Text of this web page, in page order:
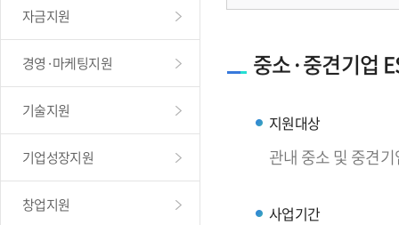
자금지원
경영·마케팅지원
기술지원
기업성장지원
창업지원
중소·중견기업
지원대상
관내 중소 및 중견
사업기간